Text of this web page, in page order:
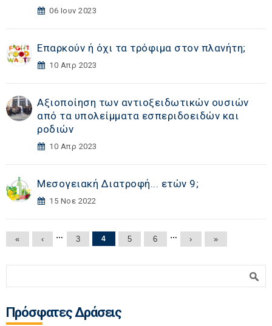
06 Ιουν 2023
Επαρκούν ή όχι τα τρόφιμα στον πλανήτη;
10 Απρ 2023
Αξιοποίηση των αντιοξειδωτικών ουσιών
από τα υπολείμματα εσπεριδοειδών και
ροδιών
10 Απρ 2023
Μεσογειακή Διατροφή... ετών 9;
15 Νοε 2022
Σελίδες
« ‹ … 3 4 5 6 … › »
Πρόσφατες Δράσεις